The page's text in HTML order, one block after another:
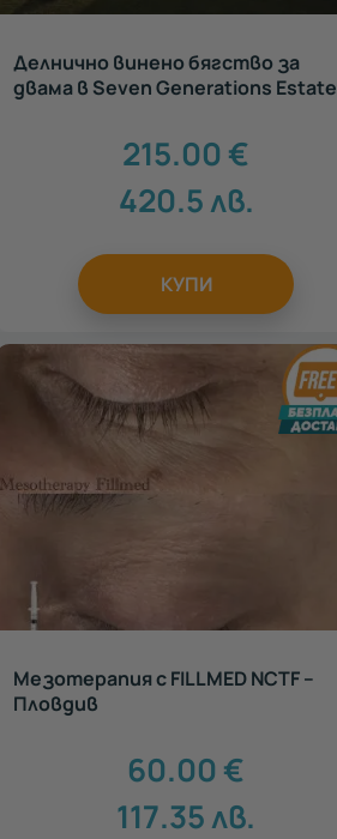
Делнично винено бягство за
двама в Seven Generations Estate
215.00€
420.5лв.
КУПИ
Мезотерапия с FILLMED NCTF –
Пловдив
60.00€
117.35лв.